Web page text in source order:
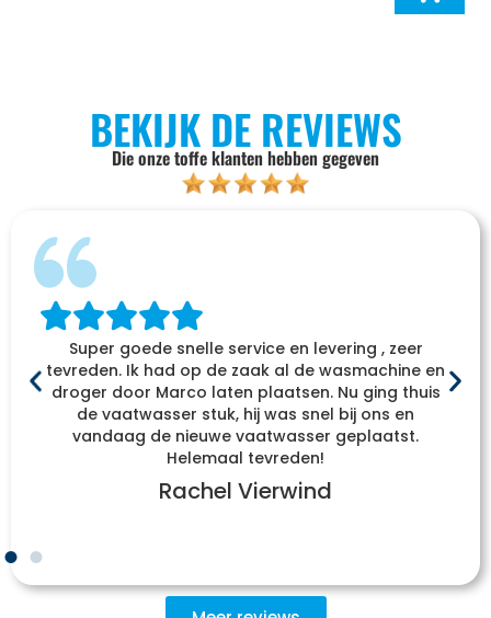
BEKIJK DE REVIEWS
Die onze toffe klanten hebben gegeven
Super goede snelle service en levering , zeer
tevreden. Ik had op de zaak al de wasmachine en
droger door Marco laten plaatsen. Nu ging thuis
de vaatwasser stuk, hij was snel bij ons en
vandaag de nieuwe vaatwasser geplaatst.
Helemaal tevreden!
Rachel Vierwind